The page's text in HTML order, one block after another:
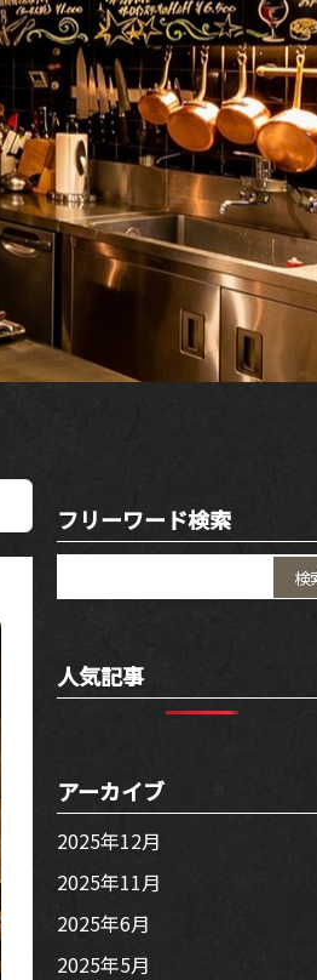
フリーワード検索
索:
人気記事
アーカイブ
2025年12月
2025年11月
2025年6月
2025年5月